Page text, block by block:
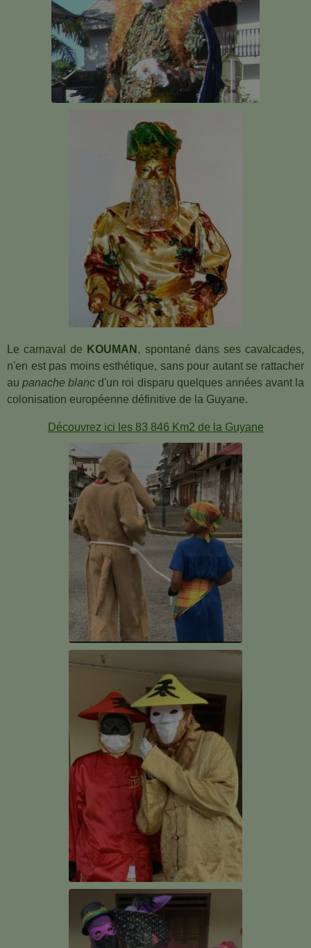
Le carnaval de KOUMAN , spontané dans ses cavalcades,
n'en est pas moins esthétique, sans pour autant se rattacher
aupanache blanc d'un roi disparu quelques années avant la
colonisation européenne définitive de la Guyane.
Découvrez ici les 83 846 Km2 de la Guyane